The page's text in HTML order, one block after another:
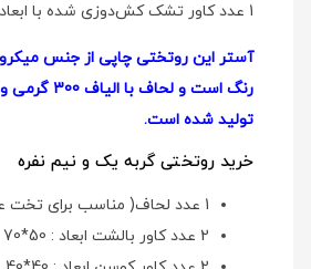
1 عدد کاور تشک کش‌دوزی شده با ابعاد
آستر این روتختی چاپی از جنس
رنگ است و
تولید شده است.
خرید روتختی گربه یک و نیم نفره
1 عدد لحاف( مناسب برای تخت عرض 100 الی 120 )
2 عدد کاور بالشت ابعاد : 50*70